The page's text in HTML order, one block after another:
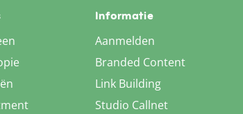
Informatie
Aanmelden
Branded Content
Link Building
Studio Callnet